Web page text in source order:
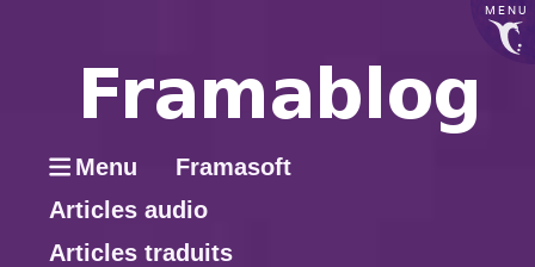
MENU
Menu
Framasoft
Articles audio
Articles traduits